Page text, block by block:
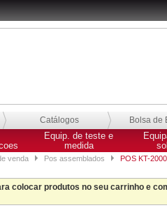
Catálogos Bolsa de
Equip. de teste e
medida
venda Pos assemblados
POS KT-
colocar produtos no seu carrinho e